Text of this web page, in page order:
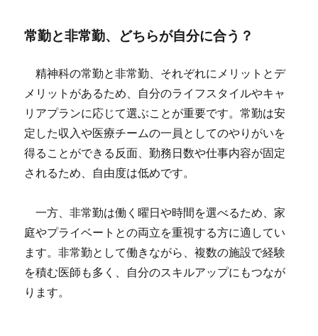
常勤と非常勤、どちらが自分に合う？
精神科の常勤と非常勤、それぞれにメリットとデ
メリットがあるため、自分のライフスタイルやキャ
リアプランに応じて選ぶことが重要です。常勤は安
定した収入や医療チームの一員としてのやりがいを
得ることができる反面、勤務日数や仕事内容が固定
されるため、自由度は低めです。
一方、非常勤は働く曜日や時間を選べるため、家
庭やプライベートとの両立を重視する方に適してい
ます。非常勤として働きながら、複数の施設で経験
を積む医師も多く、自分のスキルアップにもつなが
ります。